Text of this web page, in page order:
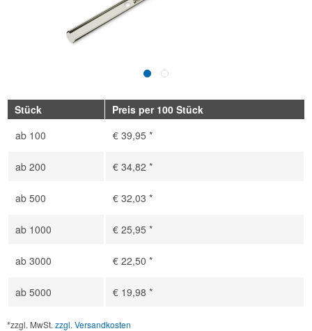
Stück
Preis per 100 Stück
ab 100 € 39,95 *
ab 200 € 34,82 *
ab 500 € 32,03 *
ab 1000 € 25,95 *
ab 3000 € 22,50 *
ab 5000 € 19,98 *
*zzgl. MwSt. zzgl. Versandkosten